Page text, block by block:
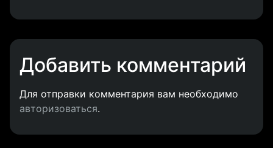
Добавить комментарий
Для отправки комментария вам необходимо
авторизоваться.